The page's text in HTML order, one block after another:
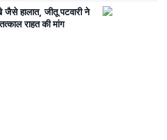
हालात, जीतू पटवारी ने
राहत की मांग